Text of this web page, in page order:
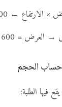
← 600 = 10 × العرض × 5
الحجم
فيها الطلبة: